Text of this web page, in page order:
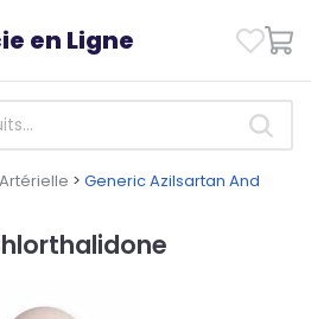
en Ligne
> Generic Azilsartan And